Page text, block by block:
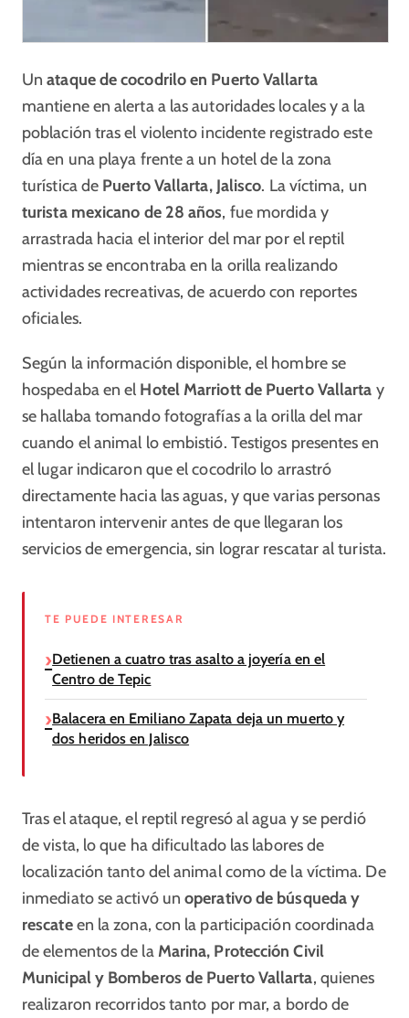
Unataque de cocodrilo en Puerto Vallarta
mantiene en alerta a las autoridades locales y a la
población tras el violento incidente registrado este
día en una playa frente a un hotel de la zona
turística de Puerto Vallarta, Jalisco. La víctima, un
turista mexicano de 28 años, fue mordida y
arrastrada hacia el interior del mar por el reptil
mientras se encontraba en la orilla realizando
actividades recreativas, de acuerdo con reportes
oficiales.
Según la información disponible, el hombre se
hospedaba en el Hotel Marriott de Puerto Vallarta y
se hallaba tomando fotografías a la orilla del mar
cuando el animal lo embistió. Testigos presentes en
el lugar indicaron que el cocodrilo lo arrastró
directamente hacia las aguas, y que varias personas
intentaron intervenir antes de que llegaran los
servicios de emergencia, sin lograr rescatar al turista.
TE PUEDE INTERESAR
Detienen a cuatro tras asalto a joyería en el
Centro de Tepic
Balacera en Emiliano Zapata deja un muerto y
dos heridos en Jalisco
Tras el ataque, el reptil regresó al agua y se perdió
de vista, lo que ha dificultado las labores de
localización tanto del animal como de la víctima. De
inmediato se activó unoperativo de búsqueda y
rescateen la zona, con la participación coordinada
de elementos de laMarina, Protección Civil
Municipal y Bomberos de Puerto Vallarta, quienes
realizaron recorridos tanto por mar, a bordo de